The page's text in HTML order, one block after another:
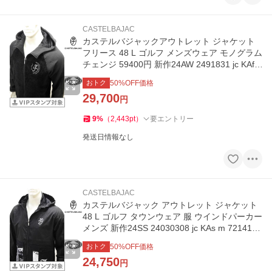
CASTELBAJAC
カステルバジャックアウトレット ジャケット
フリース 48 L ゴルフ メンズウェア モノグラム
チェンジ 59400円 新作24AW 2491831 jc KAf
m 7214477109
おトク 50%OFF価格
29,700円
9% （2,443pt） 要エントリー
発送日情報なし
CASTELBAJAC
カステルバジャック アウトレット ジャケット
48 L ゴルフ タウンウェア 服 ウインドパーカー
メンズ 新作24SS 24030308 jc KAs m 7214112
106
おトク 50%OFF価格
24,750円